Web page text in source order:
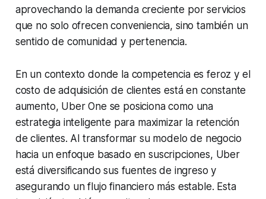
aprovechando la demanda creciente por servicios
que no solo ofrecen conveniencia, sino también un
sentido de comunidad y pertenencia.
En un contexto donde la competencia es feroz y el
costo de adquisición de clientes está en constante
aumento, Uber One se posiciona como una
estrategia inteligente para maximizar la retención
de clientes. Al transformar su modelo de negocio
hacia un enfoque basado en suscripciones, Uber
está diversificando sus fuentes de ingreso y
asegurando un flujo financiero más estable. Esta